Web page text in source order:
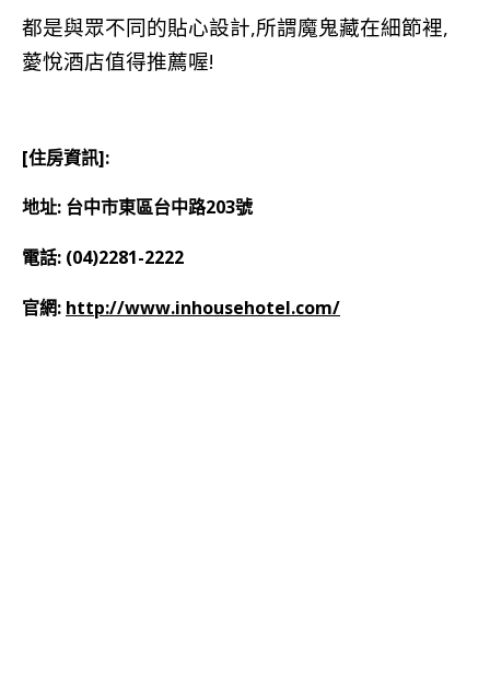
都是與眾不同的貼心設計,所謂魔鬼藏在細節裡,
薆悅酒店值得推薦喔!
[住房資訊]:
地址: 台中市東區台中路203號
電話: (04)2281-2222
官網: http://www.inhousehotel.com/